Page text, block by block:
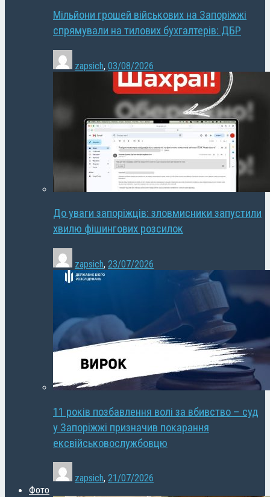
Мільйони грошей військових на Запоріжжі
спрямували на тилових бухгалтерів: ДБР
zapsich, 03/08/2026
До уваги запоріжців: зловмисники запустили
хвилю фішингових розсилок
zapsich, 23/07/2026
11 років позбавлення волі за вбивство – суд
у Запоріжжі призначив покарання
ексвійськовослужбовцю
zapsich, 21/07/2026
Фото